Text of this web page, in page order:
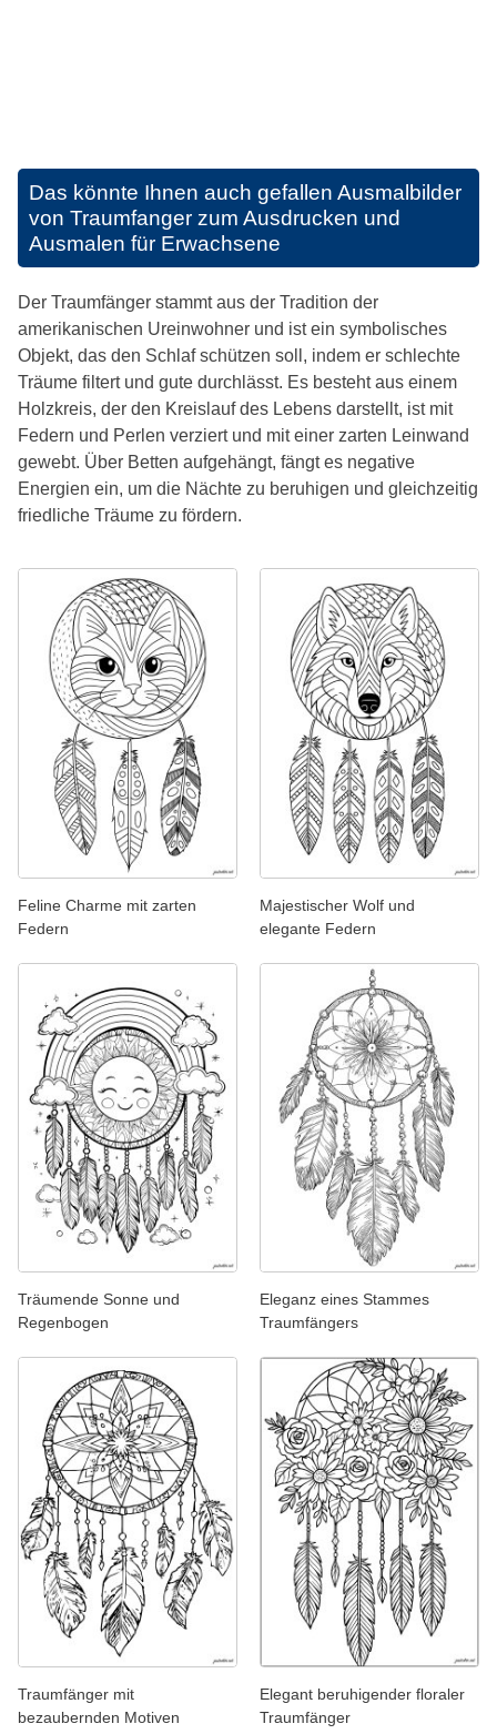
Das könnte Ihnen auch gefallen Ausmalbilder
von Traumfanger zum Ausdrucken und
Ausmalen für Erwachsene
Der Traumfänger stammt aus der Tradition der
amerikanischen Ureinwohner und ist ein symbolisches
Objekt, das den Schlaf schützen soll, indem er schlechte
Träume filtert und gute durchlässt. Es besteht aus einem
Holzkreis, der den Kreislauf des Lebens darstellt, ist mit
Federn und Perlen verziert und mit einer zarten Leinwand
gewebt. Über Betten aufgehängt, fängt es negative
Energien ein, um die Nächte zu beruhigen und gleichzeitig
friedliche Träume zu fördern.
Feline Charme mit zarten
Federn
Majestischer Wolf und
elegante Federn
Träumende Sonne und
Regenbogen
Eleganz eines Stammes
Traumfängers
Traumfänger mit
bezaubernden Motiven
Elegant beruhigender floraler
Traumfänger